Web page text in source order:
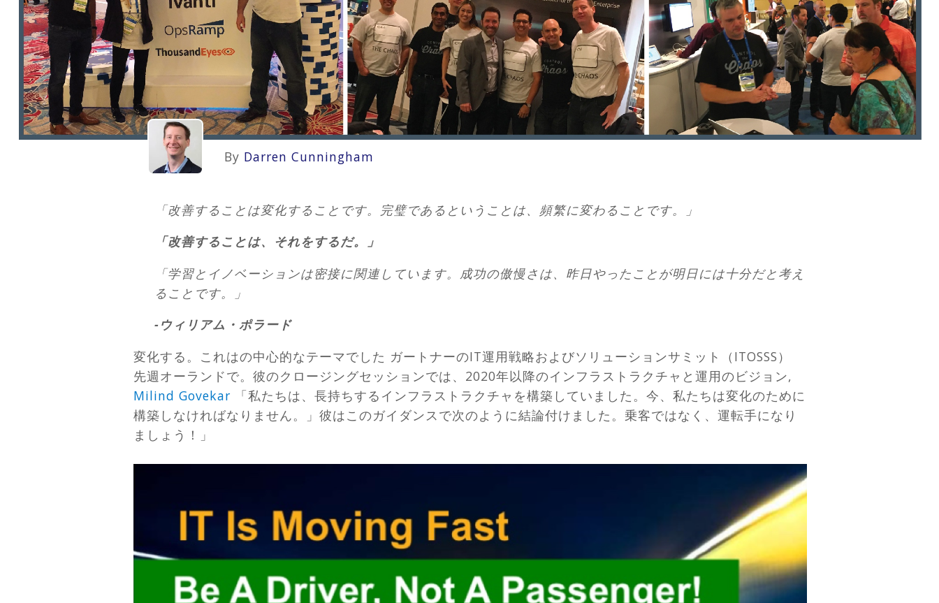
By Darren Cunningham
「改善することは変化することです。完璧であるということは、頻繁に変わることです。」
「改善することは、それをするだ。」
「学習とイノベーションは密接に関連しています。成功の傲慢さは、昨日やったことが明日には十分だと考え
ることです。」
-ウィリアム・ポラード
変化する。これはの中心的なテーマでした ガートナーのIT運用戦略およびソリューションサミット（ITOSSS）
先週オーランドで。彼のクロージングセッションでは、 2020年以降のインフラストラクチャと運用のビジョン,
Milind Govekar 「私たちは、長持ちするインフラストラクチャを構築していました。今、私たちは変化のために
構築しなければなりません。」彼はこのガイダンスで次のように結論付けました。乗客ではなく、運転手になり
ましょう！」